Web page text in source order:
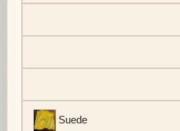
Suede